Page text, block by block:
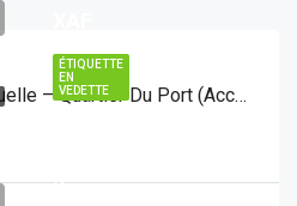
ÉTIQUETTE
EN
VEDETTE
LGC-057 –Base Individuelle – Quartier Du Port (Accès Facile)
3